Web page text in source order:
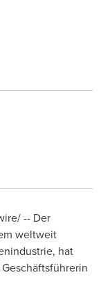
-- Der
weltweit
hat